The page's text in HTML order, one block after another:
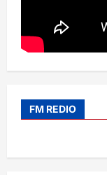
FM REDIO